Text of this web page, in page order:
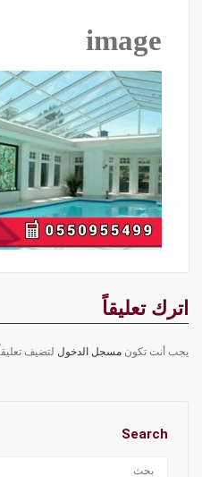
image
اترك تعليقاً
يجب أنت تكون مسجل الدخول لتضيف
Search